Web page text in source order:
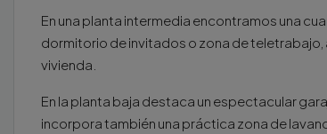
En una planta intermedia encontramos una
dormitorio de invitados o zona de
vivienda.
En la planta baja destaca un espectacular
incorpora también una práctica zona de